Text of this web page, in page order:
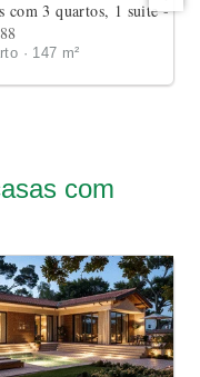
com 3 quartos, 1 suite-
· 147 m²
com